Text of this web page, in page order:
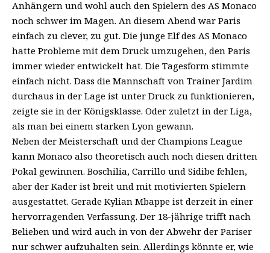
Anhängern und wohl auch den Spielern des AS Monaco
noch schwer im Magen. An diesem Abend war Paris
einfach zu clever, zu gut. Die junge Elf des AS Monaco
hatte Probleme mit dem Druck umzugehen, den Paris
immer wieder entwickelt hat. Die Tagesform stimmte
einfach nicht. Dass die Mannschaft von Trainer Jardim
durchaus in der Lage ist unter Druck zu funktionieren,
zeigte sie in der Königsklasse. Oder zuletzt in der Liga,
als man bei einem starken Lyon gewann.
Neben der Meisterschaft und der Champions League
kann Monaco also theoretisch auch noch diesen dritten
Pokal gewinnen. Boschilia, Carrillo und Sidibe fehlen,
aber der Kader ist breit und mit motivierten Spielern
ausgestattet. Gerade Kylian Mbappe ist derzeit in einer
hervorragenden Verfassung. Der 18-jährige trifft nach
Belieben und wird auch in von der Abwehr der Pariser
nur schwer aufzuhalten sein. Allerdings könnte er, wie